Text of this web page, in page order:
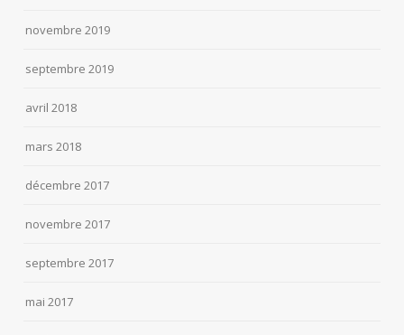
novembre 2019
septembre 2019
avril 2018
mars 2018
décembre 2017
novembre 2017
septembre 2017
mai 2017